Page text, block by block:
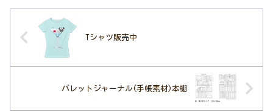
Tシャツ販売中
バレットジャーナル(手帳素材)本棚